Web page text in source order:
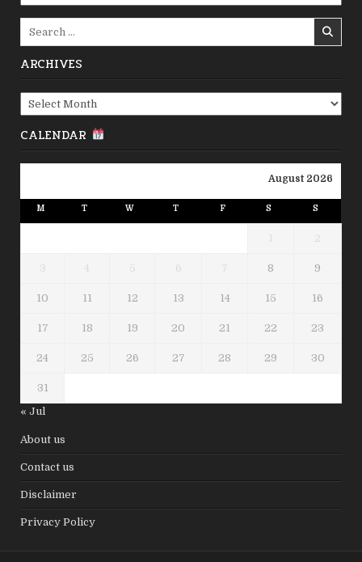
ARCHIVES
Archives
CALENDAR
August 2026
M T W T F S S
1 2
3 4 5 6 7 8 9
10 11 12 13 14 15 16
17 18 19 20 21 22 23
24 25 26 27 28 29 30
31
« Jul
About us
Contact us
Disclaimer
Privacy Policy